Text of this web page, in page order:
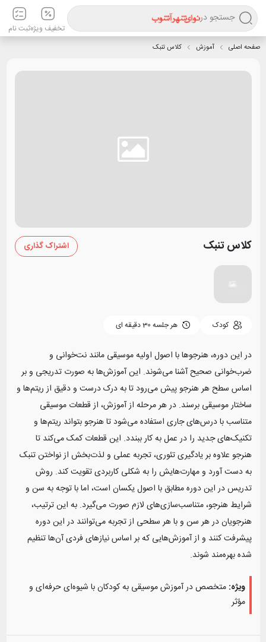
جستجو در
تخفیف ویژهثبت نام
صفحه اصلی آموزش کلاس تنبک
کلاس تنبک اشتراک گذاری
کودک هر جلسه 30 دقیقه ای
در این دوره، هنرجوها با اصول اولیه موسیقی مانند نت‌خوانی و
ضرب‌خوانی صحیح آشنا می‌شوند. این آموزش‌ها به صورت تدریجی و بر
اساس سطح هر هنرجو پیش می‌رود تا به درک درست و دقیق از ریتم‌ها و
ساختار موسیقی برسند. در هر مرحله از آموزش، از قطعات موسیقی
متناسب با درس‌های جاری استفاده می‌شود تا هنرجو بتواند ریتم‌ها و
تکنیک‌های جدید را در عمل به کار ببندد. این قطعات کمک می‌کند تا
هنرجو علاوه بر یادگیری تئوری، تجربه عملی و لذت‌بخش از نواختن تنبک
به دست آورد و مهارت‌هایش را به شکلی کاربردی تقویت کند. روش
تدریس در این دوره مطابق با اصول یکسان است، اما با توجه به سن و
شرایط هنرجو، متناسب‌سازی‌های لازم صورت می‌گیرد. به این ترتیب،
هنرجویان در هر سن و با هر سطحی از تجربه می‌توانند در این دوره
پیشرفت کنند و از آموزش‌هایی که بر اساس نیازهای فردی آن‌ها تنظیم
شده بهره‌مند شوند.
ویژه: متخصص در آموزش موسیقی به کودکان با شیوه‌ای حرفه‌ای و
مؤثر